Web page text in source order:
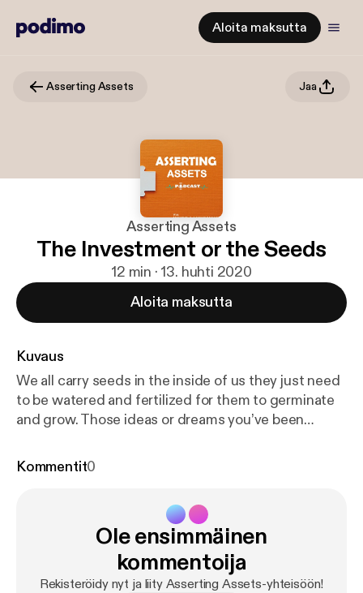
Aloita maksutta
Asserting Assets Jaa
Asserting Assets
The Investment or the Seeds
12 min · 13. huhti 2020
Aloita maksutta
Kuvaus
We all carry seeds in the inside of us they just need
to be watered and fertilized for them to germinate
and grow. Those ideas or dreams you’ve been
doing and are good at is equally a seed.You carry...
Kommentit0
Ole ensimmäinen
kommentoija
Rekisteröidy nyt ja liity Asserting Assets-yhteisöön!